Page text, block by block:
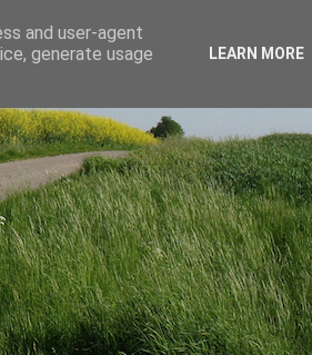
and user-agent
generate usage
LEARN MORE